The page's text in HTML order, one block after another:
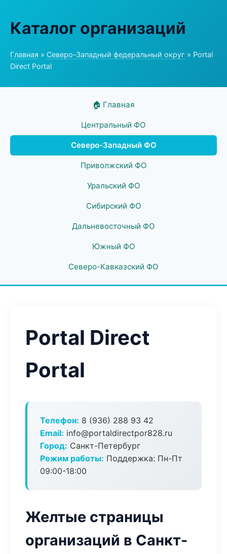
Каталог организаций
Главная » Северо-Западный федеральный округ » Portal
Direct Portal
🏠 Главная
Центральный ФО
Северо-Западный ФО
Приволжский ФО
Уральский ФО
Сибирский ФО
Дальневосточный ФО
Южный ФО
Северо-Кавказский ФО
Portal Direct
Portal
Телефон: 8 (936) 288 93 42
Email: info@portaldirectpor828.ru
Город: Санкт-Петербург
Режим работы: Поддержка: Пн-Пт
09:00-18:00
Желтые страницы
организаций в Санкт-